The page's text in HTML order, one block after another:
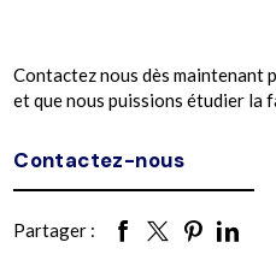
Contactez nous dès maintenant
et que nous puissions étudier
Contactez-nous
Partager :